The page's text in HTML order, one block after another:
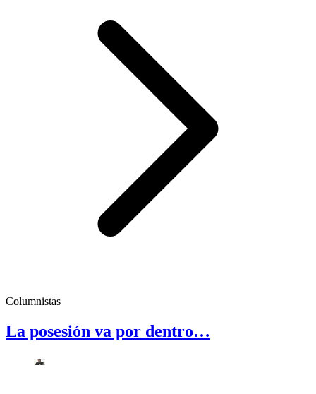
Columnistas
La posesión va por dentro…